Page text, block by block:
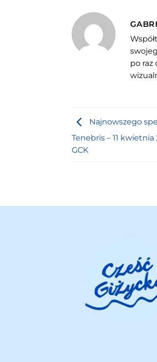
po raz
Najnowszego
Tenebris – 11
GCK